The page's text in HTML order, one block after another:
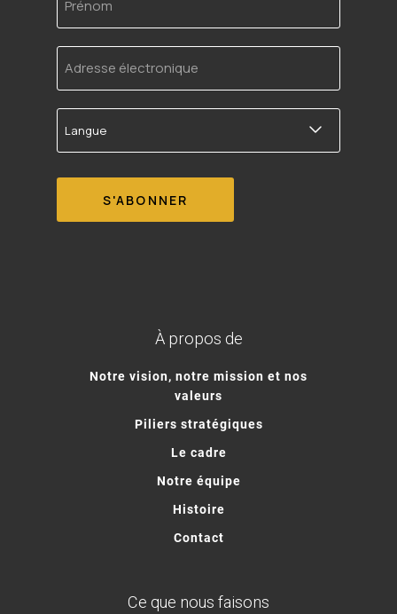
Adresse
électronique
Langue
À propos de
Notre vision, notre mission et nos
valeurs
Piliers stratégiques
Le cadre
Notre équipe
Histoire
Contact
Ce que nous faisons